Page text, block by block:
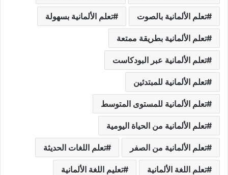
تعلم الألمانية بالصوت تعلم الألمانية بسهولة
تعلم الألمانية بطريقة ممتعة
تعلم الألمانية عبر البودكاست
تعلم الألمانية للمبتدئين
تعلم الألمانية للمستوى المتوسط
تعلم الألمانية من الحياة اليومية
تعلم الألمانية من الصفر تعلم اللغات الحديثة
تعلم اللغة الألمانية تعليم اللغة الألمانية